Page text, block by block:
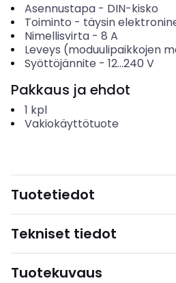
Asennustapa- DIN-kisko
Toiminto - täysin
Nimellisvirta- 8 A
Leveys (moduulipaikkojen
Syöttöjännite - 12...240 V
Pakkaus ja ehdot
1 kpl
Vakiokäyttötuote
Tuotetiedot
Tekniset tiedot
Tuotekuvaus